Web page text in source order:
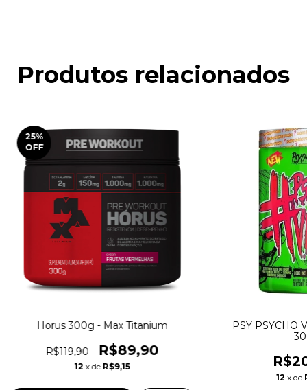
Produtos relacionados
25%
OFF
Horus 300g - Max Titanium
R$119,90 R$89,90
12 x de R$9,15
PSY PSYCHO
12 x de